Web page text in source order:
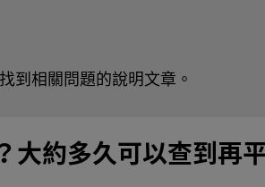
到相關問題的說明文章。
大約多久可以查到再